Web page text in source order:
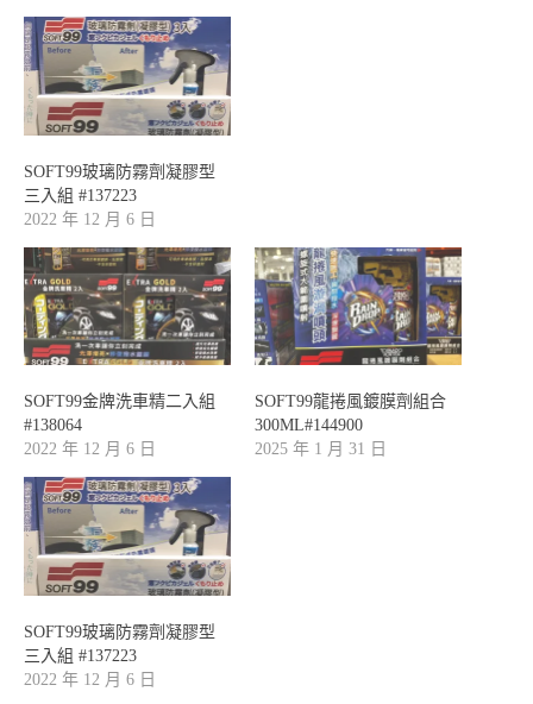
SOFT99玻璃防霧劑凝膠型
三入組 #137223
2022 年 12 月 6 日
SOFT99金牌洗車精二入組
#138064
2022 年 12 月 6 日
SOFT99龍捲風鍍膜劑組合
300ML#144900
2025 年 1 月 31 日
SOFT99玻璃防霧劑凝膠型
三入組 #137223
2022 年 12 月 6 日